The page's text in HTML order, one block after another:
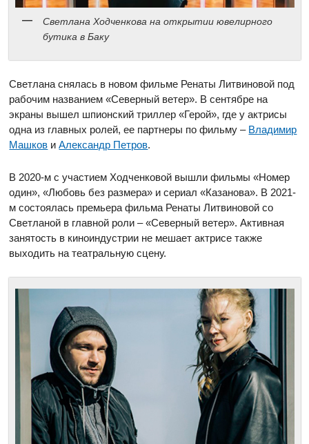
Светлана Ходченкова на открытии ювелирного
бутика в Баку
Светлана снялась в новом фильме Ренаты Литвиновой под
рабочим названием «Северный ветер». В сентябре на
экраны вышел шпионский триллер «Герой», где у актрисы
одна из главных ролей, ее партнеры по фильму – Владимир
Машков иАлександр Петров.
В 2020-м с участием Ходченковой вышли фильмы «Номер
один», «Любовь без размера» и сериал «Казанова». В 2021-
м состоялась премьера фильма Ренаты Литвиновой со
Светланой в главной роли – «Северный ветер». Активная
занятость в киноиндустрии не мешает актрисе также
выходить на театральную сцену.